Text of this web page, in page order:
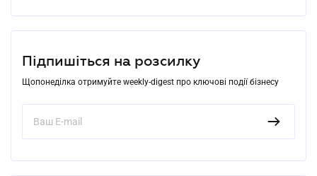
Підпишіться на розсилку
Щопонеділка отримуйте weekly-digest про ключові події бізнесу